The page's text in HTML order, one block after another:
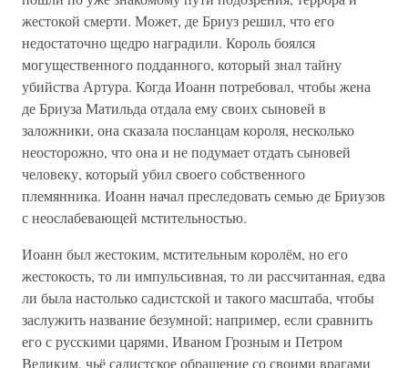
жестокой смерти. Может, де Бриуз решил, что его
недостаточно щедро наградили. Король боялся
могущественного подданного, который знал тайну
убийства Артура. Когда Иоанн потребовал, чтобы жена
де Бриуза Матильда отдала ему своих сыновей в
заложники, она сказала посланцам короля, несколько
неосторожно, что она и не подумает отдать сыновей
человеку, который убил своего собственного
племянника. Иоанн начал преследовать семью де Бриузов
с неослабевающей мстительностью.
Иоанн был жестоким, мстительным королём, но его
жестокость, то ли импульсивная, то ли рассчитанная, едва
ли была настолько садистской и такого масштаба, чтобы
заслужить название безумной; например, если сравнить
его с русскими царями, Иваном Грозным и Петром
Великим, чьё садистское обращение со своими врагами